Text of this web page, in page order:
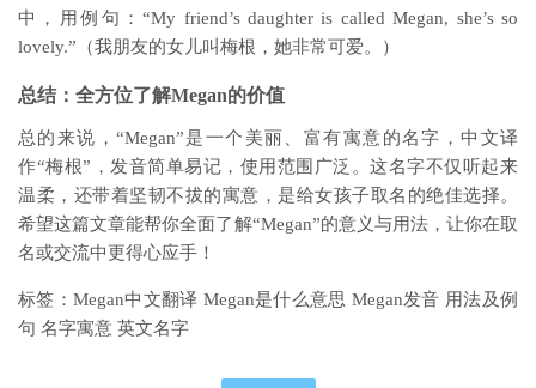
中，用例句：“My friend’s daughter is called Megan, she’s so
lovely.”（我朋友的女儿叫梅根，她非常可爱。）
总结：全方位了解Megan的价值
总的来说，“Megan”是一个美丽、富有寓意的名字，中文译
作“梅根”，发音简单易记，使用范围广泛。这名字不仅听起来
温柔，还带着坚韧不拔的寓意，是给女孩子取名的绝佳选择。
希望这篇文章能帮你全面了解“Megan”的意义与用法，让你在取
名或交流中更得心应手！
标签：Megan中文翻译 Megan是什么意思 Megan发音 用法及例
句 名字寓意 英文名字